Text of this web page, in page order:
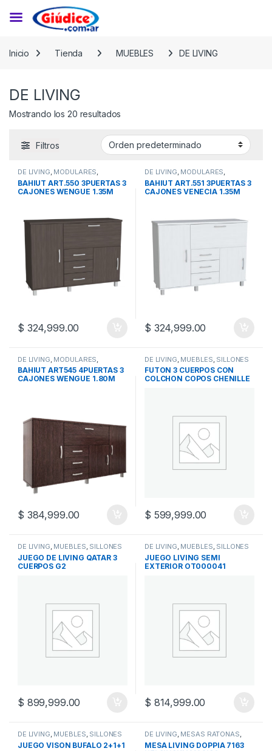
Inicio
Tienda MUEBLES DE LIVING
DE LIVING
Mostrando los 20 resultados
Filtros
DE LIVING, MODULARES,
MUEBLES
BAHIUT ART.550 3PUERTAS 3
CAJONES WENGUE 1.35M
$ 324,999.00
DE LIVING, MODULARES,
MUEBLES
BAHIUT ART.551 3PUERTAS 3
CAJONES VENECIA 1.35M
$ 324,999.00
DE LIVING MODULARES
MUEBLES
BAHIUT ART545 4PUERTAS 3
CAJONES WENGUE 1.80M
$ 384,999.00
DE LIVING MUEBLES SILLONES
FUTON 3 CUERPOS CON
COLCHON COPOS CHENILLE
$ 599,999.00
DE LIVING, MUEBLES, SILLONES
JUEGO DE LIVING QATAR 3
CUERPOS G2
$ 899,999.00
DE LIVING, MUEBLES, SILLONES
JUEGO LIVING SEMI
EXTERIOR OT000041
$ 814,999.00
DE LIVING, MUEBLES, SILLONES
JUEGO VISON BUFALO 2+1+1
DE LIVING, MESAS RATONAS,
MUEBLES
MESA LIVING DOPPIA 7163